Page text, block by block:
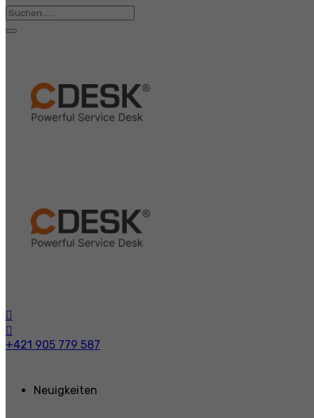
+421 905 779 587
Neuigkeiten